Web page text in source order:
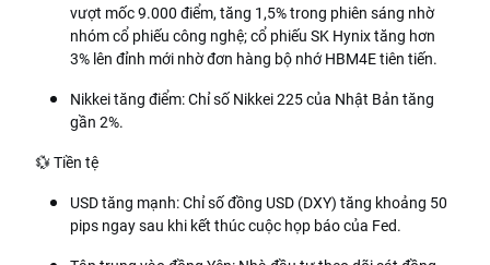
vượt mốc 9.000 điểm, tăng 1,5% trong phiên sáng nhờ
nhóm cổ phiếu công nghệ; cổ phiếu SK Hynix tăng hơn
3% lên đỉnh mới nhờ đơn hàng bộ nhớ HBM4E tiên tiến.
Nikkei tăng điểm: Chỉ số Nikkei 225 của Nhật Bản tăng
gần 2%.
💱 Tiền tệ
USD tăng mạnh: Chỉ số đồng USD (DXY) tăng khoảng 50
pips ngay sau khi kết thúc cuộc họp báo của Fed.